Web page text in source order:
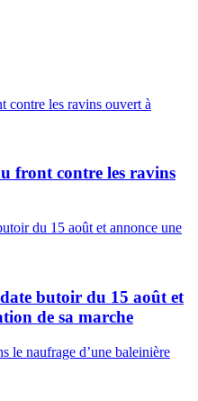
front contre les ravins
butoir du 15 août et
de sa marche